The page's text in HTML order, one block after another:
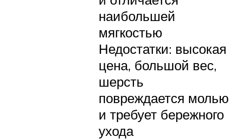
наибольшей
мягкостью
Недостатки: высокая
цена, большой вес,
шерсть
повреждается молью
и требует бережного
ухода